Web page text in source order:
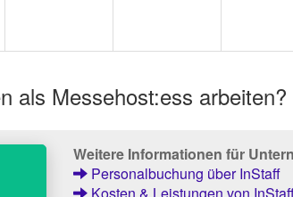
als Messehost:ess arbeiten?
Weitere Informationen für
Personalbuchung über InStaff